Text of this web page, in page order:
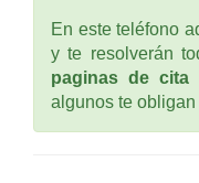
En este teléfono
y te resolverán
paginas de cita
algunos te